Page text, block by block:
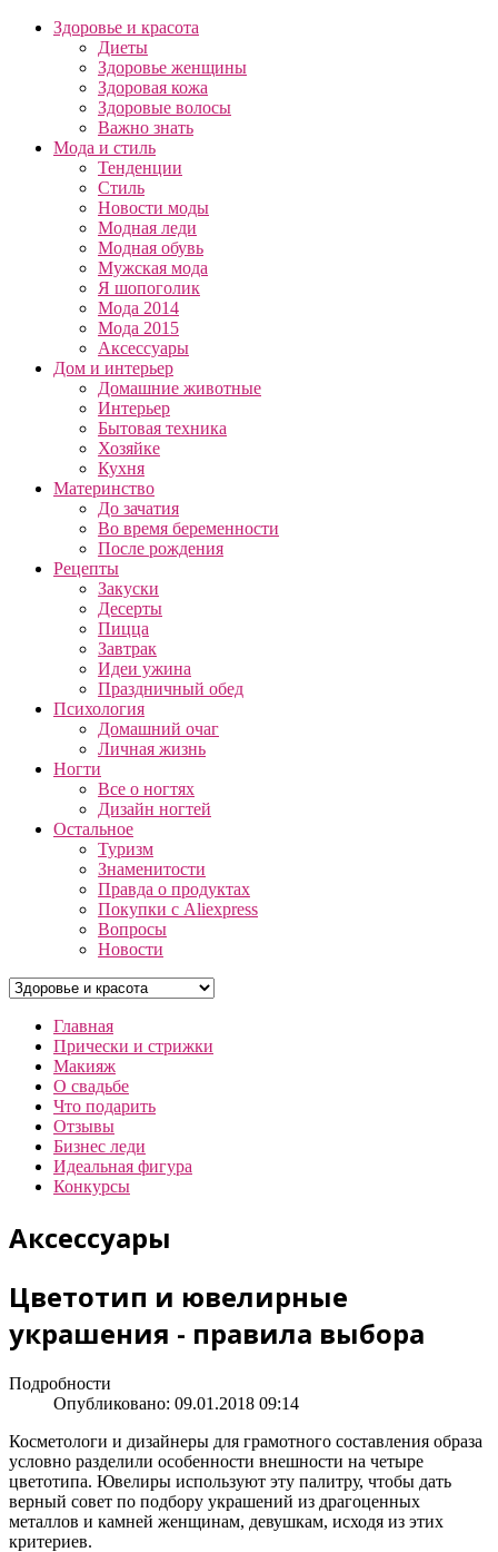
Здоровье и красота
Диеты
Здоровье женщины
Здоровая кожа
Здоровые волосы
Важно знать
Мода и стиль
Тенденции
Стиль
Новости моды
Модная леди
Модная обувь
Мужская мода
Я шопоголик
Мода 2014
Мода 2015
Аксессуары
Дом и интерьер
Домашние животные
Интерьер
Бытовая техника
Хозяйке
Кухня
Материнство
До зачатия
Во время беременности
После рождения
Рецепты
Закуски
Десерты
Пицца
Завтрак
Идеи ужина
Праздничный обед
Психология
Домашний очаг
Личная жизнь
Ногти
Все о ногтях
Дизайн ногтей
Остальное
Туризм
Знаменитости
Правда о продуктах
Покупки с Aliexpress
Вопросы
Новости
Главная
Прически и стрижки
Макияж
О свадьбе
Что подарить
Отзывы
Бизнес леди
Идеальная фигура
Конкурсы
Аксессуары
Цветотип и ювелирные
украшения - правила выбора
Подробности
Опубликовано: 09.01.2018 09:14
Косметологи и дизайнеры для грамотного составления образа
условно разделили особенности внешности на четыре
цветотипа. Ювелиры используют эту палитру, чтобы дать
верный совет по подбору украшений из драгоценных
металлов и камней женщинам, девушкам, исходя из этих
критериев.